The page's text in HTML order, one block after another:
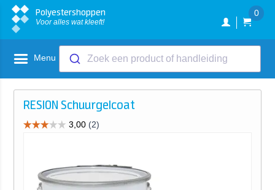
Polyestershoppen
Voor alles wat kleeft!
0
Menu Zoek een product of handleiding
RESION Schuurgelcoat